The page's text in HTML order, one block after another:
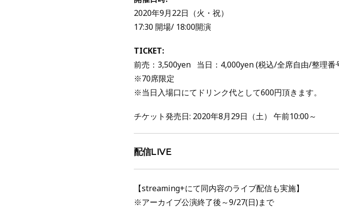
2020年9月22日（火・祝）
17:30 開場/ 18:00開演
TICKET:
前売：3,500yen 当日：4,000yen (税込/全席自由/整理番
※70席限定
※当日入場口にてドリンク代として600円頂きます。
チケット発売日: 2020年8月29日（土） 午前10:00～
配信LIVE
【streaming+にて同内容のライブ配信も実施】
※アーカイブ公演終了後～9/27(日)まで